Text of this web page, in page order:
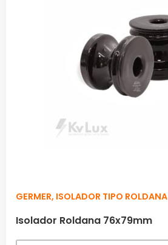
GERMER, ISOLADOR TIPO ROLDANA
Isolador Roldana 76x79mm